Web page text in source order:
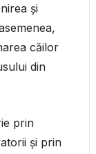
și
căilor
din
prin
și prin